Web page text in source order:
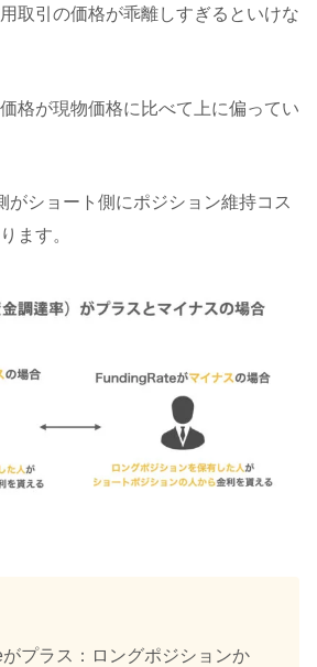
取引の価格が乖離しすぎるといけな
格が現物価格に比べて上に偏ってい
がショート側にポジション維持コス
ます。
プラス：ロングポジションか